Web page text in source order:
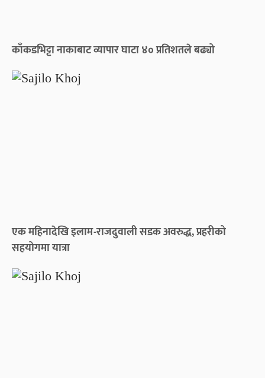
काँकडभिट्टा नाकाबाट व्यापार घाटा ४० प्रतिशतले बढ्यो
एक महिनादेखि इलाम-राजदुवाली सडक अवरुद्ध, प्रहरीको
सहयोगमा यात्रा